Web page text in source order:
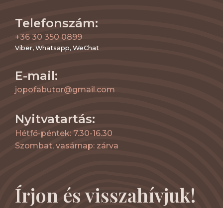
Telefonszám:
+36 30 350 0899
Viber, Whatsapp, WeChat
E-mail:
jopofabutor@gmail.com
Nyitvatartás:
Hétfő-péntek: 7.30-16.30
Szombat, vasárnap: zárva
Írjon és visszahívjuk!